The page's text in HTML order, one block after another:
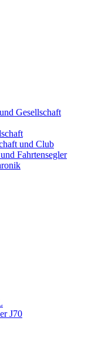
Gesellschaft
und Club
Fahrtensegler
J70